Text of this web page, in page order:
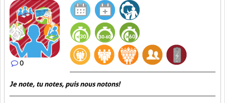
0
Je note, tu notes, puis nous notons!